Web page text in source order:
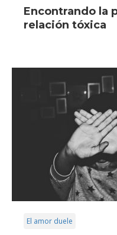
Encontrando la
relación tóxica
El amor duele